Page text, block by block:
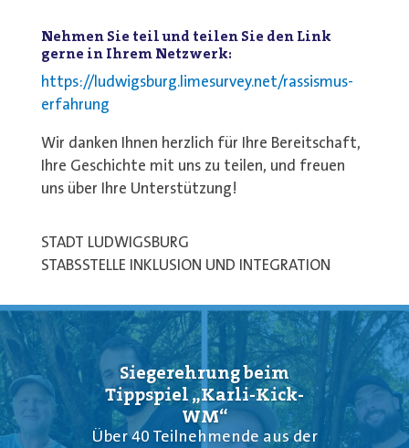
Nehmen Sie teil und teilen Sie den Link
gerne in Ihrem Netzwerk:
https://ludwigsburg.limesurvey.net/rassismus-
erfahrung
Wir danken Ihnen herzlich für Ihre Bereitschaft,
Ihre Geschichte mit uns zu teilen, und freuen
uns über Ihre Unterstützung!
STADT LUDWIGSBURG
STABSSTELLE INKLUSION UND INTEGRATION
Siegerehrung beim
Tippspiel „Karli-Kick-
WM“
Über 40 Teilnehmende aus der